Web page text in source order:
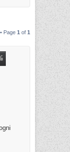
Page 1 of 1